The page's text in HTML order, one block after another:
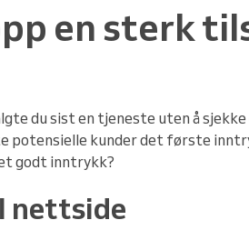
en sterk
du sist en tjeneste uten å
kunder det første
godt inntrykk?
nettside